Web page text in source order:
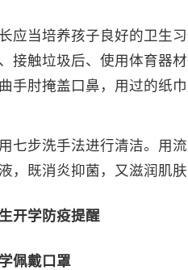
当培养孩子良好的卫生习
接触垃圾后、使用体育器
手肘掩盖口鼻，用过的纸
步洗手法进行清洁。用流
，既消炎抑菌，又滋润肌
开学防疫提醒
佩戴口罩